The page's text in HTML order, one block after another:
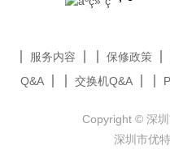
服务内容 保修政策
Q&A
交换机Q&A
Copyright © 深
深圳市优